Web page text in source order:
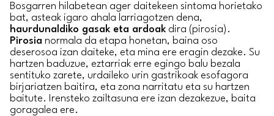
Bosgarren hilabetean ager daitekeen sintoma horietako
bat, asteak igaro ahala larriagotzen dena,
haurdunaldiko gasak eta ardoak dira (pirosia).
Pirosia normala da etapa honetan, baina oso
deserosoa izan daiteke, eta mina ere eragin dezake. Su
hartzen baduzue, eztarriak erre egingo balu bezala
sentituko zarete, urdaileko urin gastrikoak esofagora
birjariatzen baitira, eta zona narritatu eta su hartzen
baitute. Irensteko zailtasuna ere izan dezakezue, baita
goragalea ere.